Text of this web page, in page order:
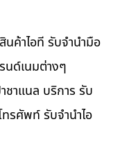
นค้าไอที รับจำนำมือ
นด์เนมต่างๆ
ชาแนล บริการ รับ
รศัพท์ รับจำนำไอ